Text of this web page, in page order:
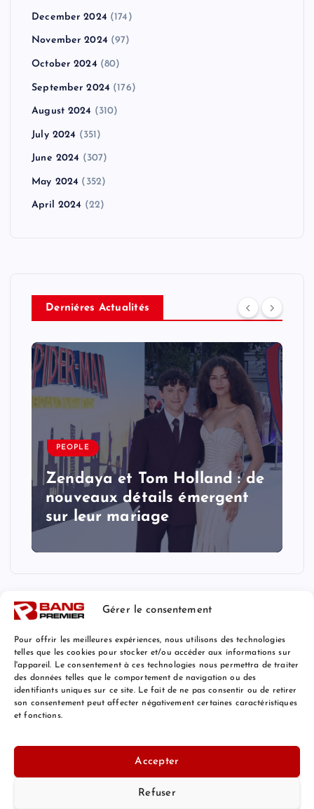
Gérer le consentement
Pour offrir les meilleures expériences, nous utilisons des technologies
telles que les cookies pour stocker et/ou accéder aux informations sur
l'appareil. Le consentement à ces technologies nous permettra de traiter
des données telles que le comportement de navigation ou des
identifiants uniques sur ce site. Le fait de ne pas consentir ou de retirer
son consentement peut affecter négativement certaines caractéristiques
et fonctions.
Accepter
Refuser
December 2024 (174)
November 2024 (97)
October 2024 (80)
September 2024 (176)
August 2024 (310)
July 2024 (351)
June 2024 (307)
May 2024 (352)
April 2024 (22)
Derniéres Actualités
PEOPLE
Zendaya et Tom Holland : de
nouveaux détails émergent
sur leur mariage
Mentions Légales